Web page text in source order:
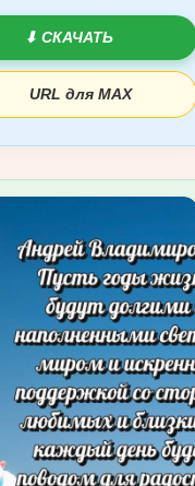
⬇ СКАЧАТЬ
URL для MAX